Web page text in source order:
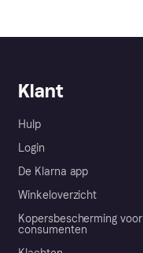
Klant
Hulp
Login
De Klarna app
Winkeloverzicht
Kopersbescherming voor
consumenten